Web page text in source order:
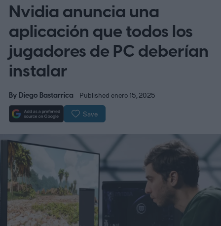
Nvidia anuncia una
aplicación que todos los
jugadores de PC deberían
instalar
By Diego Bastarrica Published enero 15, 2025
Save